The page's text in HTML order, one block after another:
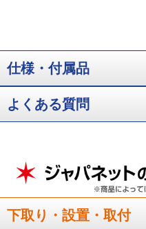
号の入力が必要です。
仕様・付属品
よくある質問
下取り・設置・取付